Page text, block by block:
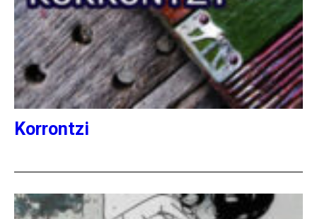
Korrontzi